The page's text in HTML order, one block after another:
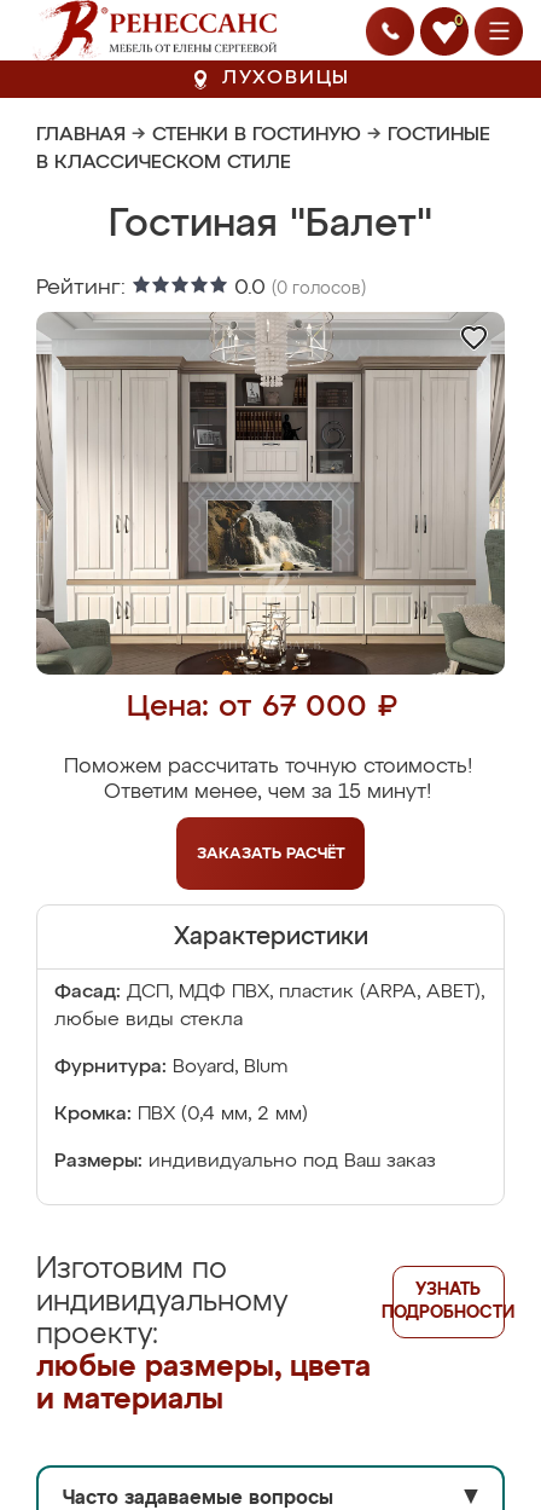
0
ЛУХОВИЦЫ
ГЛАВНАЯ → СТЕНКИ В ГОСТИНУЮ → ГОСТИНЫЕ
В КЛАССИЧЕСКОМ СТИЛЕ
Гостиная "Балет"
Рейтинг: 0.0 (0 голосов)
Цена: от 67 000 ₽
Поможем рассчитать точную стоимость!
Ответим менее, чем за 15 минут!
ЗАКАЗАТЬ РАСЧЁТ
Характеристики
Фасад: ДСП, МДФ ПВХ, пластик (ARPA, ABET),
любые виды стекла
Фурнитура: Boyard, Blum
Кромка: ПВХ (0,4 мм, 2 мм)
Размеры: индивидуально под Ваш заказ
Изготовим по
индивидуальному
проекту:
любые размеры, цвета
и материалы
УЗНАТЬ
ПОДРОБНОСТИ
Часто задаваемые вопросы ▼